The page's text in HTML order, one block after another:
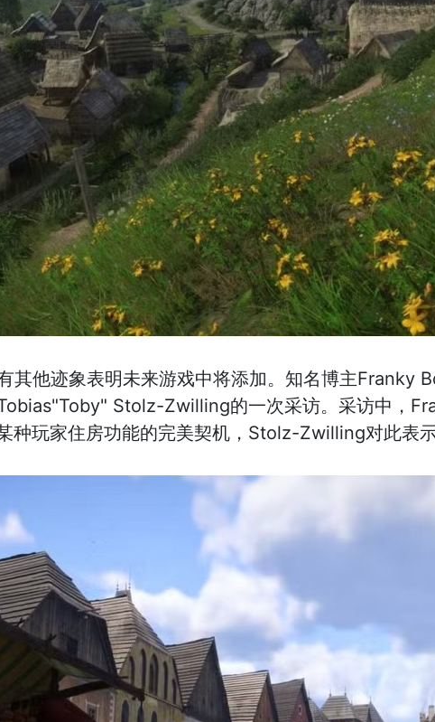
其他迹象表明未来游戏中将添加。知名博主Franky
Stolz-Zwilling的一次采访。采访中，
种玩家住房功能的完美契机，Stolz-Zwilling对此表示